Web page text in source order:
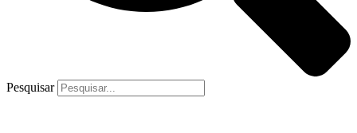
Pesquisar